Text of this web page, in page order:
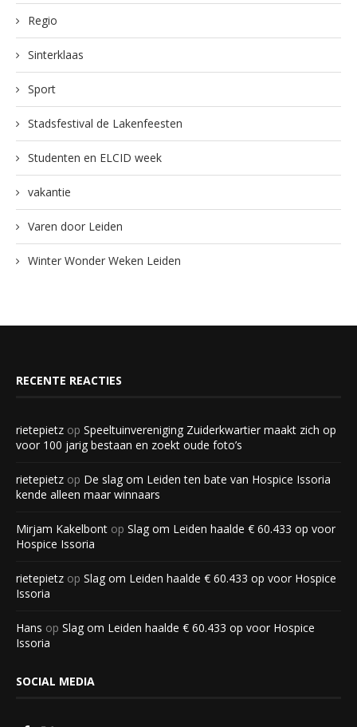
Regio
Sinterklaas
Sport
Stadsfestival de Lakenfeesten
Studenten en ELCID week
vakantie
Varen door Leiden
Winter Wonder Weken Leiden
RECENTE REACTIES
rietepietz op Speeltuinvereniging Zuiderkwartier maakt zich op
voor 100 jarig bestaan en zoekt oude foto’s
rietepietz op De slag om Leiden ten bate van Hospice Issoria
kende alleen maar winnaars
Mirjam Kakelbont op Slag om Leiden haalde € 60.433 op voor
Hospice Issoria
rietepietz op Slag om Leiden haalde € 60.433 op voor Hospice
Issoria
Hans op Slag om Leiden haalde € 60.433 op voor Hospice
Issoria
SOCIAL MEDIA